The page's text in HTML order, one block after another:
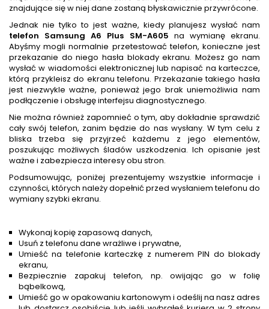
znajdujące się w niej dane zostaną błyskawicznie przywrócone.
Jednak nie tylko to jest ważne, kiedy planujesz wysłać nam
telefon Samsung A6 Plus SM-A605 na wymianę ekranu.
Abyśmy mogli normalnie przetestować telefon, konieczne jest
przekazanie do niego hasła blokady ekranu. Możesz go nam
wysłać w wiadomości elektronicznej lub napisać na karteczce,
którą przykleisz do ekranu telefonu. Przekazanie takiego hasła
jest niezwykle ważne, ponieważ jego brak uniemożliwia nam
podłączenie i obsługę interfejsu diagnostycznego.
Nie można również zapomnieć o tym, aby dokładnie sprawdzić
cały swój telefon, zanim będzie do nas wysłany. W tym celu z
bliska trzeba się przyjrzeć każdemu z jego elementów,
poszukując możliwych śladów uszkodzenia. Ich opisanie jest
ważne i zabezpiecza interesy obu stron.
Podsumowując, poniżej prezentujemy wszystkie informacje i
czynności, których należy dopełnić przed wysłaniem telefonu do
wymiany szybki ekranu.
Wykonaj kopię zapasową danych,
Usuń z telefonu dane wrażliwe i prywatne,
Umieść na telefonie karteczkę z numerem PIN do blokady
ekranu,
Bezpiecznie zapakuj telefon, np. owijając go w folię
bąbelkową,
Umieść go w opakowaniu kartonowym i odeślij na nasz adres